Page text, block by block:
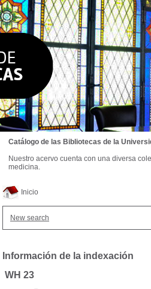
Inicio
New search
Información de la indexación
WH 23
Catálogo de las Bibliotecas de la
Nuestro acervo cuenta con una diversa
medicina.